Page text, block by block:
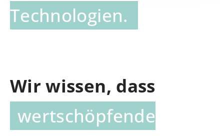
Technologien.
Wir wissen, dass
wertschöpfende